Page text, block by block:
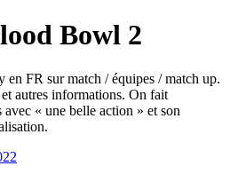
Bowl 2
FR sur match / équipes / match up.
autres informations. On fait
« une belle action » et son